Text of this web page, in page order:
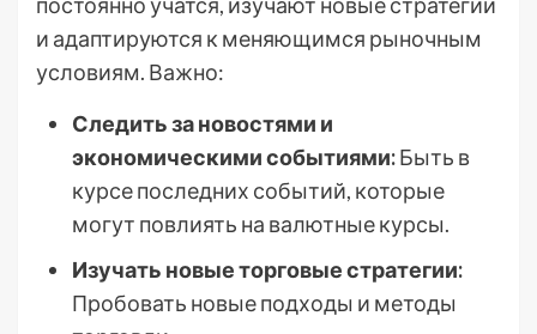
и адаптируются к меняющимся рыночным
условиям. Важно:
Следить за новостями и
экономическими событиями:Быть в
курсе последних событий, которые
могут повлиять на валютные курсы.
Изучать новые торговые стратегии:
Пробовать новые подходы и методы